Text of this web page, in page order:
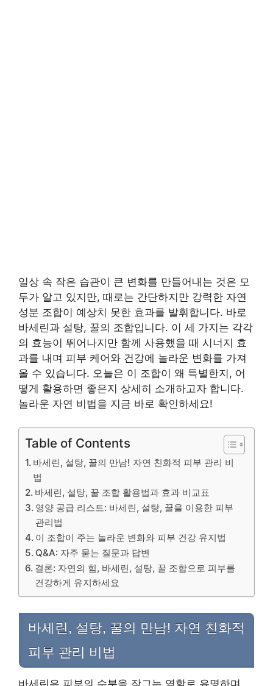
일상 속 작은 습관이 큰 변화를 만들어내는 것은 모
두가 알고 있지만, 때로는 간단하지만 강력한 자연
성분 조합이 예상치 못한 효과를 발휘합니다. 바로
바세린과 설탕, 꿀의 조합입니다. 이 세 가지는 각각
의 효능이 뛰어나지만 함께 사용했을 때 시너지 효
과를 내며 피부 케어와 건강에 놀라운 변화를 가져
올 수 있습니다. 오늘은 이 조합이 왜 특별한지, 어
떻게 활용하면 좋은지 상세히 소개하고자 합니다.
놀라운 자연 비법을 지금 바로 확인하세요!
Table of Contents
바세린, 설탕, 꿀의 만남! 자연 친화적 피부 관리 비
법
바세린, 설탕, 꿀 조합 활용법과 효과 비교표
영양 공급 리스트: 바세린, 설탕, 꿀을 이용한 피부
관리법
이 조합이 주는 놀라운 변화와 피부 건강 유지법
Q&A: 자주 묻는 질문과 답변
결론: 자연의 힘, 바세린, 설탕, 꿀 조합으로 피부를
건강하게 유지하세요
바세린, 설탕, 꿀의 만남! 자연 친화적
피부 관리 비법